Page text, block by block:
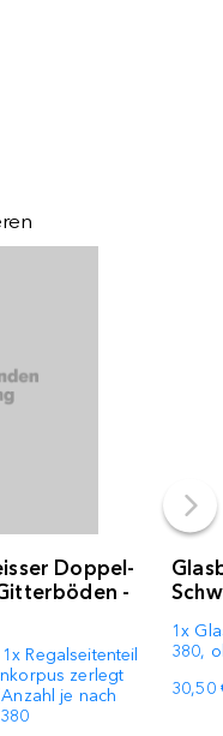
Doppel-
-
Regalseitenteil
zerlegt
je nach
1x
380,
30,50